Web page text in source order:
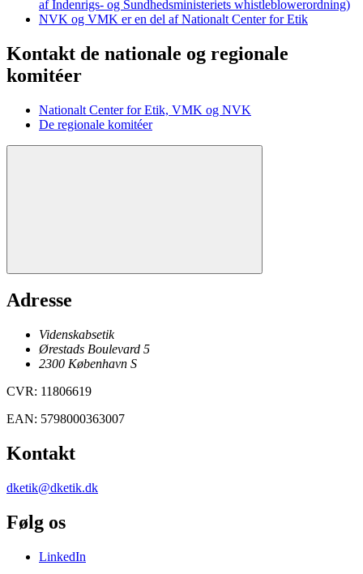
af Indenrigs- og Sundhedsministeriets whistleblowerordning)
NVK og VMK er en del af Nationalt Center for Etik
Kontakt de nationale og regionale
komitéer
Nationalt Center for Etik, VMK og NVK
De regionale komitéer
Adresse
Videnskabsetik
Ørestads Boulevard 5
2300 København S
CVR: 11806619
EAN: 5798000363007
Kontakt
dketik@dketik.dk
Følg os
LinkedIn